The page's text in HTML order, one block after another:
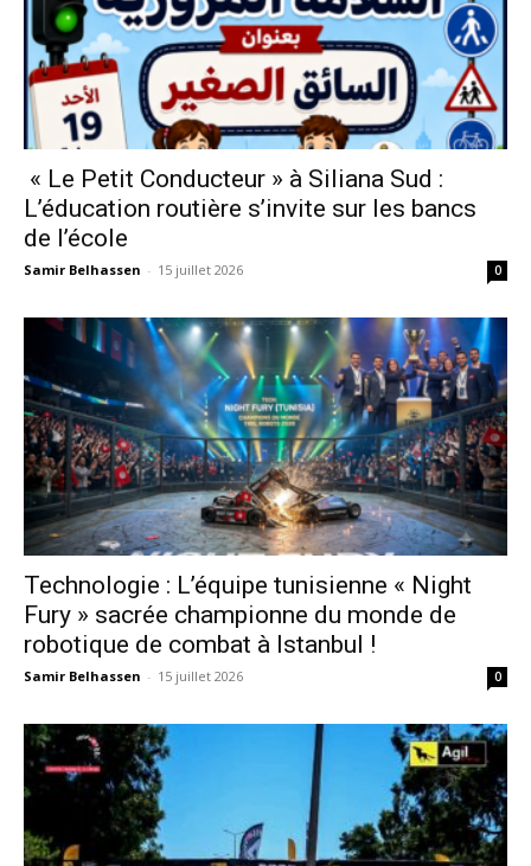
« Le Petit Conducteur » à Siliana Sud :
L’éducation routière s’invite sur les bancs
de l’école
Samir Belhassen - 15 juillet 2026 0
Technologie : L’équipe tunisienne « Night
Fury » sacrée championne du monde de
robotique de combat à Istanbul !
Samir Belhassen - 15 juillet 2026 0